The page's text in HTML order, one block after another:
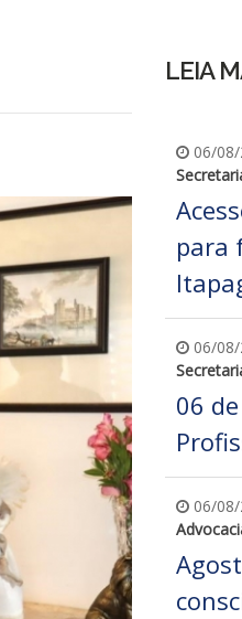
LEIA
06/
para
06/
06
06/